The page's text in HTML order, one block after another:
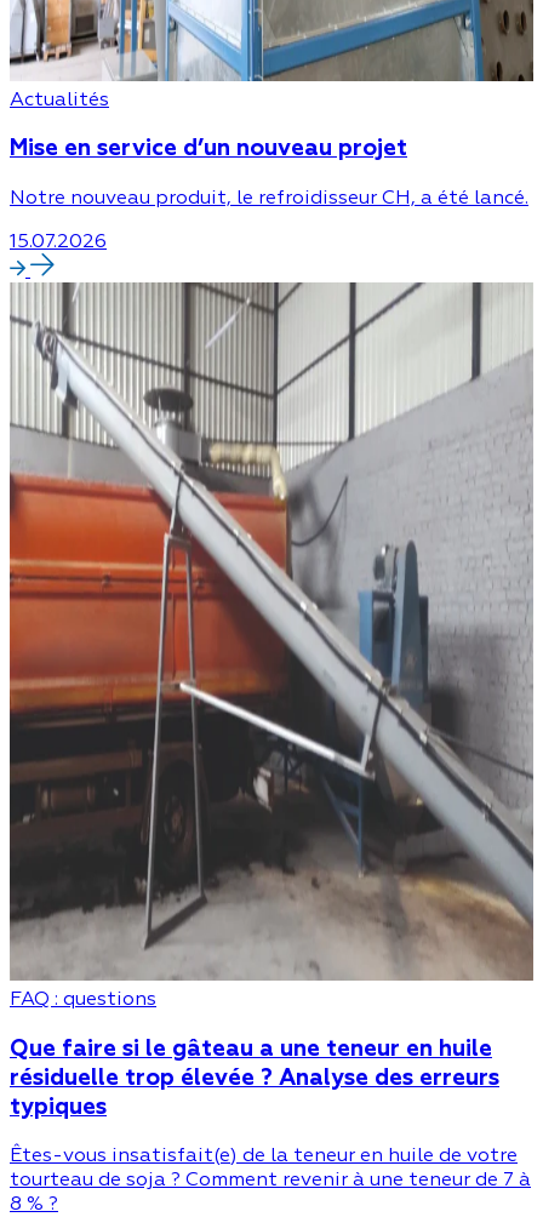
Actualités
Mise en service d’un nouveau projet
Notre nouveau produit, le refroidisseur CH, a été lancé.
15.07.2026
FAQ : questions
Que faire si le gâteau a une teneur en huile
résiduelle trop élevée ? Analyse des erreurs
typiques
Êtes-vous insatisfait(e) de la teneur en huile de votre
tourteau de soja ? Comment revenir à une teneur de 7 à
8 % ?